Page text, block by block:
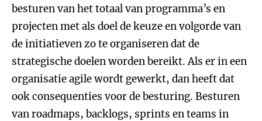
besturen van het totaal van programma’s en
projecten met als doel de keuze en volgorde van
de initiatieven zo te organiseren dat de
strategische doelen worden bereikt. Als er in een
organisatie agile wordt gewerkt, dan heeft dat
ook consequenties voor de besturing. Besturen
van roadmaps, backlogs, sprints en teams in